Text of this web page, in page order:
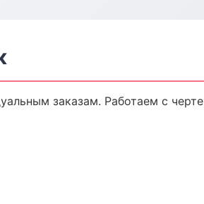
заказам. Работаем с